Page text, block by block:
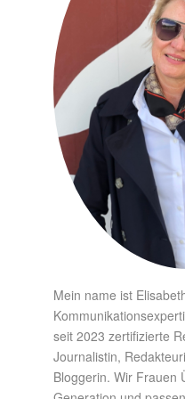
Mein name ist
seit 2023 zertifizierte
Journalistin,
Bloggerin. Wir Frauen